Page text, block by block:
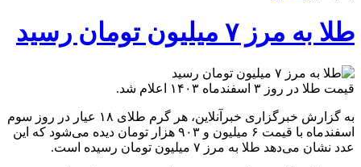
طلا به مرز ۷ میلیون تومان رسید
قیمت طلا در روز ۳ اسفندماه ۱۴۰۳ اعلام شد.
به گزارش خبرگزاری خبرآنلاین، هر گرم طلای ۱۸ عیار در روز سوم
اسفندماه با قیمت ۶ میلیون و ۹۰۳ هزار تومان دیده می‌شود که این
عدد نشان می‌دهد طلا به مرز ۷ میلیون تومان رسیده است.